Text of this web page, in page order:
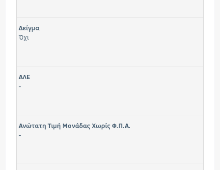
Δείγμα
Όχι
ΑΛΕ
-
Ανώτατη Τιμή Μονάδας Χωρίς Φ.Π.Α.
-